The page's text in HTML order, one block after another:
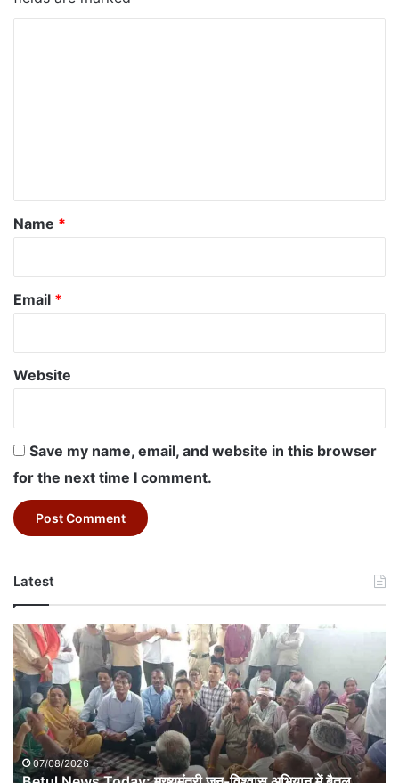
*
Name *
Email *
Website
Save my name, email, and website in this browser
for the next time I comment.
Latest
Betul
News
Today:
मुख्यमंत्री
जन-
विश्वास
अभियान
में
07/08/2026